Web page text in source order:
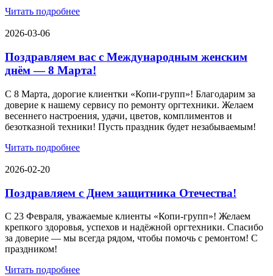
Читать подробнее
2026-03-06
Поздравляем вас с Международным женским
днём — 8 Марта!
С 8 Марта, дорогие клиентки «Копи‑групп»! Благодарим за
доверие к нашему сервису по ремонту оргтехники. Желаем
весеннего настроения, удачи, цветов, комплиментов и
безотказной техники! Пусть праздник будет незабываемым!
Читать подробнее
2026-02-20
Поздравляем с Днем защитника Отечества!
С 23 Февраля, уважаемые клиенты «Копи‑групп»! Желаем
крепкого здоровья, успехов и надёжной оргтехники. Спасибо
за доверие — мы всегда рядом, чтобы помочь с ремонтом! С
праздником!
Читать подробнее